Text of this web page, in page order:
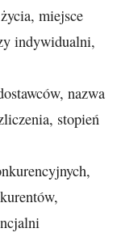
miejsce
indywidualni,
nazwa
stopień